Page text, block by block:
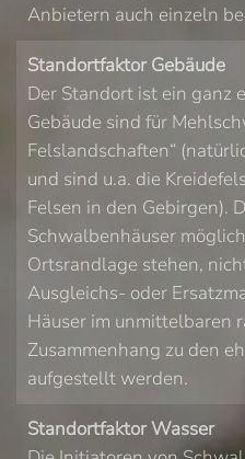
Anbietern auch einzeln
Standortfaktor Gebäude
Der Standort ist ein ganz
Gebäude sind für
Felslandschaften“
und sind u.a. die
Felsen in den Gebirgen).
Schwalbenhäuser
Ortsrandlage stehen,
Ausgleichs- oder
Häuser im unmittelbaren
Zusammenhang zu den
aufgestellt werden.
Standortfaktor Wasser